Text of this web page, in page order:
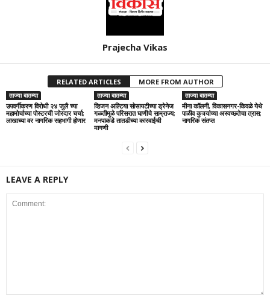
Prajecha Vikas
RELATED ARTICLES MORE FROM AUTHOR
ताज्या बातम्या
उपवर्गीकरण विरोधी २४ जुलै च्या
महामोर्चाच्या पोस्टरची जोरदार चर्चा;
लाखाच्या वर नागरिक सहभागी होणार
ताज्या बातम्या
व्हिजन अल्टिया सोसायटीच्या ड्रेनेज
गळतीमुळे परिसरात घाणीचे साम्राज्य;
मनपाकडे तातडीच्या कारवाईची
मागणी
ताज्या बातम्या
मीना कॉलनी, विकासनगर-किवळे येथे
पाळीव कुत्र्यांच्या अस्वच्छतेचा त्रास;
नागरिक संतप्त
LEAVE A REPLY